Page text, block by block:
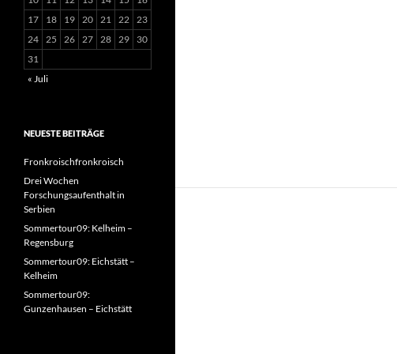
17
18 19 20 21 22 23
24 25 26 27 28 29
30
31
« Juli
NEUESTE BEITRÄGE
Fronkroischfronkroisch
Drei Wochen
Forschungsaufenthalt in
Serbien
Sommertour09: Kelheim –
Regensburg
Sommertour09: Eichstätt –
Kelheim
Sommertour09:
Gunzenhausen – Eichstätt